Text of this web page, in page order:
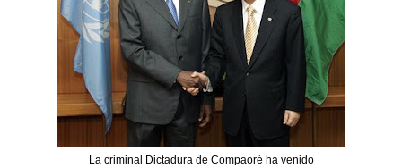
La criminal Dictadura de Compaoré ha venido